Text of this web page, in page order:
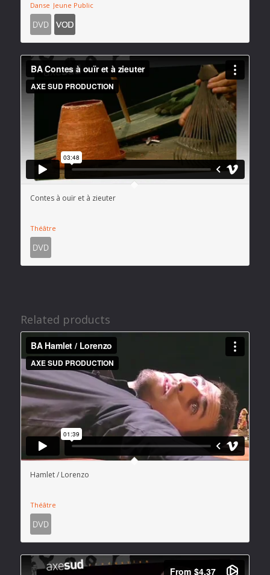
Danse Jeune Public
Contes à ouïr et à zieuter
Théâtre
Related products
Hamlet / Lorenzo
Théâtre